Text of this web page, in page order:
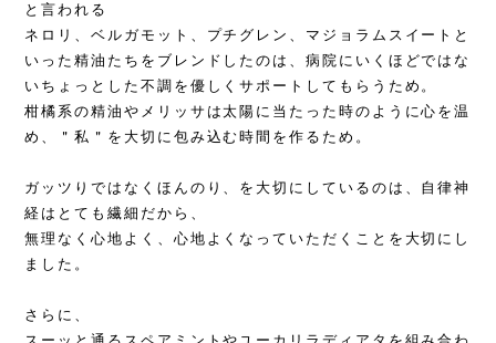
と言われる
ネロリ、ベルガモット、プチグレン、マジョラムスイートと
いった精油たちをブレンドしたのは、病院にいくほどではな
いちょっとした不調を優しくサポートしてもらうため。
柑橘系の精油やメリッサは太陽に当たった時のように心を温
め、＂私＂を大切に包み込む時間を作るため。
ガッツりではなくほんのり、を大切にしているのは、自律神
経はとても繊細だから、
無理なく心地よく、心地よくなっていただくことを大切にし
ました。
さらに、